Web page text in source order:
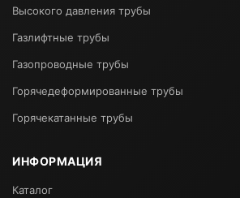
Высокого давления трубы
Газлифтные трубы
Газопроводные трубы
Горячедеформированные трубы
Горячекатанные трубы
ИНФОРМАЦИЯ
Каталог